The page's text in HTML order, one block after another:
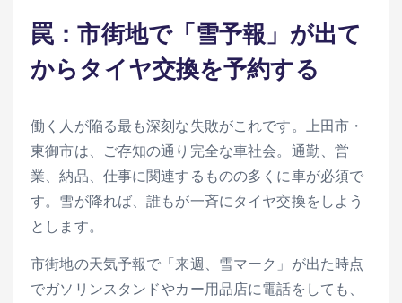
罠：市街地で「雪予報」が出て
からタイヤ交換を予約する
働く人が陥る最も深刻な失敗がこれです。上田市・
東御市は、ご存知の通り完全な車社会。通勤、営
業、納品、仕事に関連するものの多くに車が必須で
す。雪が降れば、誰もが一斉にタイヤ交換をしよう
とします。
市街地の天気予報で「来週、雪マーク」が出た時点
でガソリンスタンドやカー用品店に電話をしても、